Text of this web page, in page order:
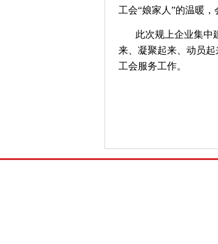
工会“娘家人”的温暖
此次规上企业集中
来、凝聚起来、动员
工会服务工作。